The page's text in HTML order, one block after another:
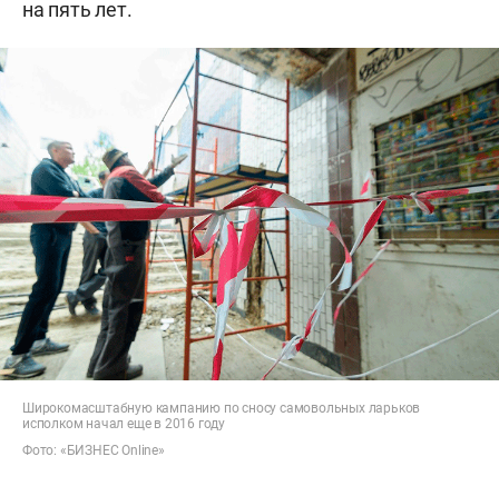
на пять лет.
Широкомасштабную кампанию по сносу самовольных ларьков
исполком начал еще в 2016 году
Фото: «БИЗНЕС Online»